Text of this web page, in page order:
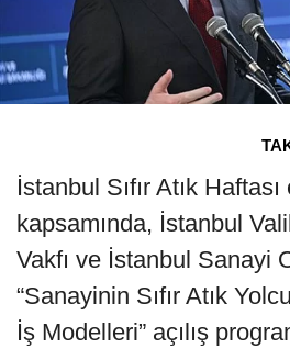
İstanbul Sıfır Atık
kapsamında, İstanbul
Vakfı ve İstanbul Sanayi
“Sanayinin Sıfır Atık
İş Modelleri” açılış